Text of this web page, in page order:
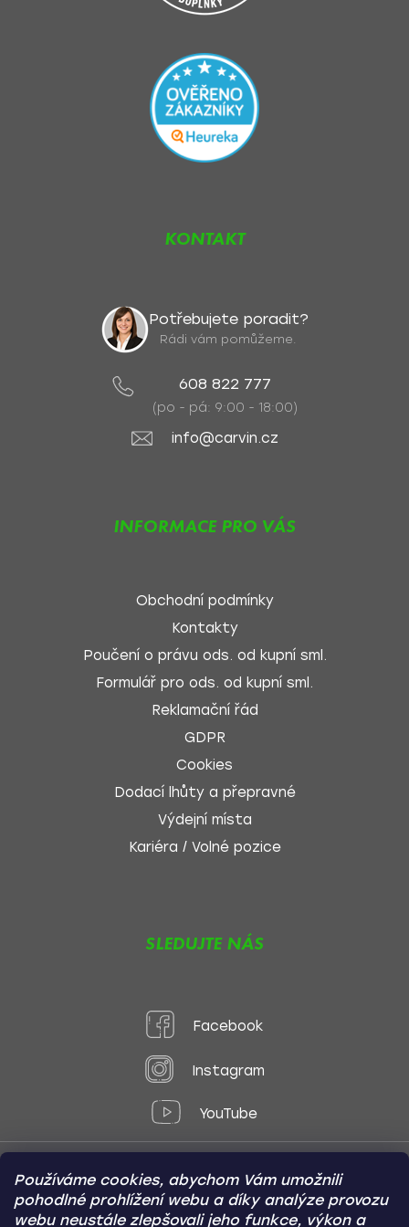
Používáme cookies, abychom Vám umožnili
pohodlné prohlížení webu a díky analýze provozu
webu neustále zlepšovali jeho funkce, výkon a
KONTAKT
Potřebujete poradit?
Rádi vám pomůžeme.
608 822 777
(po - pá: 9:00 - 18:00)
info@carvin.cz
INFORMACE PRO VÁS
Obchodní podmínky
Kontakty
Poučení o právu ods. od kupní sml.
Formulář pro ods. od kupní sml.
Reklamační řád
GDPR
Cookies
Dodací lhůty a přepravné
Výdejní místa
Kariéra / Volné pozice
SLEDUJTE NÁS
Facebook
Instagram
YouTube
Způsoby platby:
Online
Převod Dobírka